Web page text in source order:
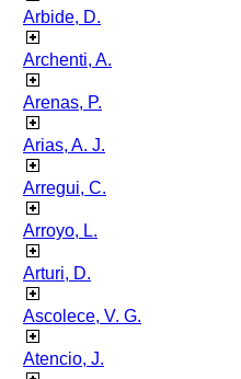
Arbide, D.
Archenti, A.
Arenas, P.
Arias, A. J.
Arregui, C.
Arroyo, L.
Arturi, D.
Ascolece, V. G.
Atencio, J.